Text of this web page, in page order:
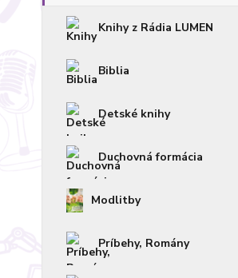
Knihy z Rádia LUMEN
Biblia
Detské knihy
Duchovná formácia
Modlitby
Príbehy, Romány